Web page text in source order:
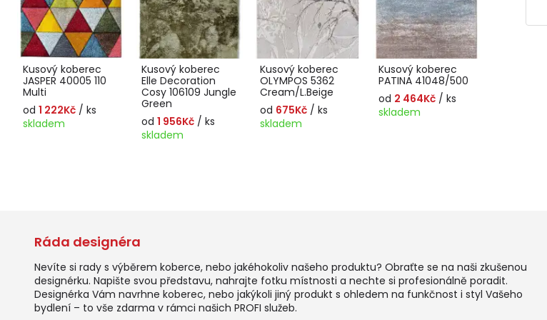
Kusový koberec
JASPER 40005 110
Multi
od 1 222Kč / ks
skladem
Kusový koberec
Elle Decoration
Cosy 106109 Jungle
Green
od 1 956Kč / ks
skladem
Kusový koberec
OLYMPOS 5362
Cream/L.Beige
od 675Kč / ks
skladem
Kusový koberec
PATINA 41048/500
od 2 464Kč / ks
skladem
Ráda designéra
Nevíte si rady s výběrem koberce, nebo jakéhokoliv našeho produktu? Obraťte se na naši zkušenou
designérku. Napište svou představu, nahrajte fotku místnosti a nechte si profesionálně poradit.
Designérka Vám navrhne koberec, nebo jakýkoli jiný produkt s ohledem na funkčnost i styl Vašeho
bydlení – to vše zdarma v rámci našich PROFI služeb.